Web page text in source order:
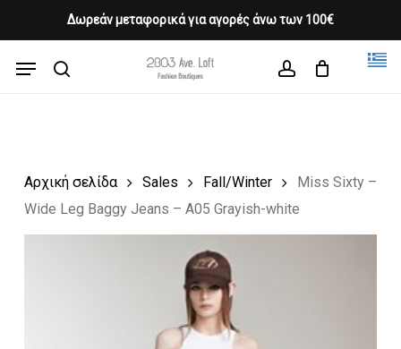
Δωρεάν μεταφορικά για αγορές άνω των 100€
content
Menu
Cart CLOSE
CART
Αρχική σελίδα Sales Fall/Winter
Miss Sixty –
Wide Leg Baggy Jeans – A05 Grayish-white
Close